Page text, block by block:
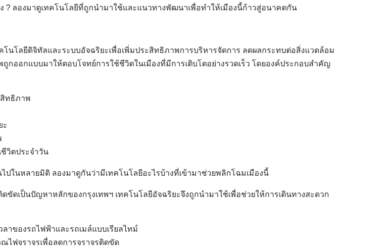
? ลองมาดูเทคโนโลยีที่ถูกนำมาใช้และแนวทางพัฒนาเพื่อทำให้เมืองนี้ก้าวสู่อนาคตกัน
โนโลยีดิจิทัลและระบบอัจฉริยะเพื่อเพิ่มประสิทธิภาพการบริหารจัดการ ลดผลกระทบต่อสิ่งแวดล้อม
ออกแบบมาให้ตอบโจทย์การใช้ชีวิตในเมืองที่มีการเติบโตอย่างรวดเร็ว โดยองค์ประกอบสำคัญ
ทธิภาพ
ะ
วิตประจำวัน
ปในหลายมิติ ลองมาดูกันว่ามีเทคโนโลยีอะไรบ้างที่เข้ามาช่วยพลิกโฉมเมืองนี้
ดขัดเป็นปัญหาหลักของกรุงเทพฯ เทคโนโลยีอัจฉริยะจึงถูกนำมาใช้เพื่อช่วยให้การเดินทางสะดวก
าของรถไฟฟ้าและรถเมล์แบบเรียลไทม์
ฟจราจรเพื่อลดการจราจรติดขัด